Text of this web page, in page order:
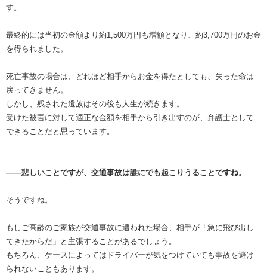
す。
最終的には当初の金額より約1,500万円も増額となり、約3,700万円のお金
を得られました。
死亡事故の場合は、どれほど相手からお金を得たとしても、失った命は
戻ってきません。
しかし、残された遺族はその後も人生が続きます。
受けた被害に対して適正な金額を相手から引き出すのが、弁護士として
できることだと思っています。
――悲しいことですが、交通事故は誰にでも起こりうることですね。
そうですね。
もしご高齢のご家族が交通事故に遭われた場合、相手が「急に飛び出し
てきたからだ」と主張することがあるでしょう。
もちろん、ケースによってはドライバーが気をつけていても事故を避け
られないこともあります。